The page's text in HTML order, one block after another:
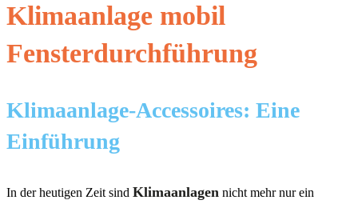
Klimaanlage mobil
Fensterdurchführung
Klimaanlage-Accessoires: Eine
Einführung
In der heutigen Zeit sind Klimaanlagen nicht mehr nur ein